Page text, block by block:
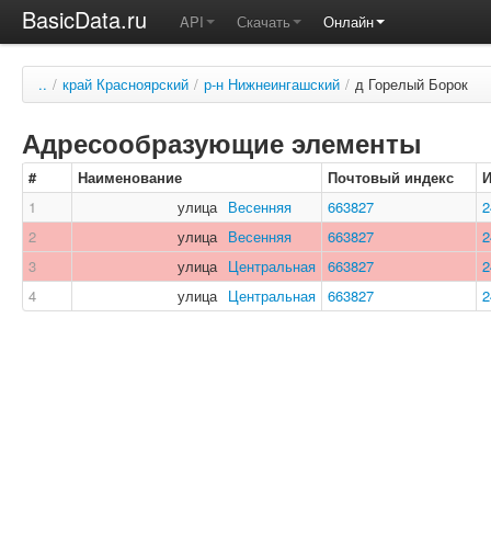
BasicData.ru API Скачать Онлайн
.. / край Красноярский / р-н Нижнеингашский / д Горелый Борок
Адресообразующие элементы
# Наименование Почтовый индекс
1
улица Весенняя 663827
2
улица Весенняя 663827
3
улица Центральная 663827
4
улица Центральная 663827